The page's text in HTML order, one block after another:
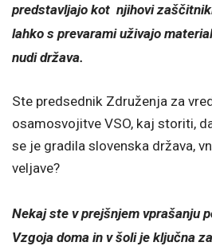
predstavljajo kot njihovi
lahko s prevarami uživajo
nudi država.
Ste predsednik Združenja za
osamosvojitve VSO, kaj storiti,
se je gradila slovenska država,
veljave?
Nekaj ste v prejšnjem vprašanju
Vzgoja doma in v šoli je ključna